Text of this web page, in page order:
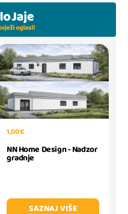
1,00 €
NN Home Design - Nadzor
gradnje
SAZNAJ VIŠE